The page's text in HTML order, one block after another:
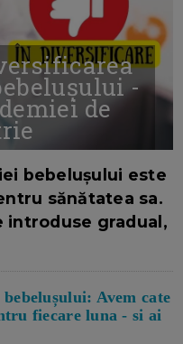
-
de
bebelușului este
sănătatea sa.
introduse gradual,
Avem cate
fiecare luna - si ai